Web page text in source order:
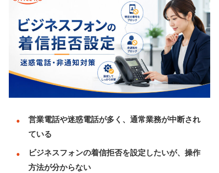
営業電話や迷惑電話が多く、通常業務が中断され
ている
ビジネスフォンの着信拒否を設定したいが、操作
方法が分からない